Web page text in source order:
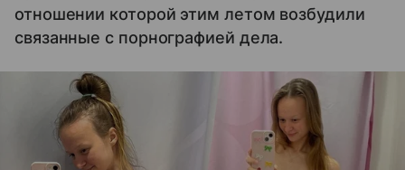
отношении которой этим летом возбудили
связанные с порнографией дела.